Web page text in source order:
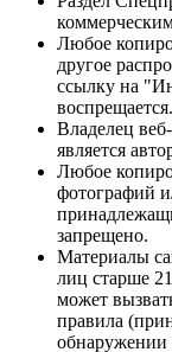
Любое
другое
ссылку на
воспрещается.
Владелец
является
Любое
фотографий
запрещено.
Материалы
лиц старше
может
правила
обнаружении